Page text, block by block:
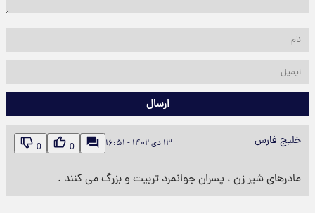
ارسال
خلیج فارس ۱۳ دی ۱۴۰۲ - ۱۶:۵۱ 0
0
مادرهای شیر زن ، پسران جوانمرد تربیت و بزرگ می کنند .